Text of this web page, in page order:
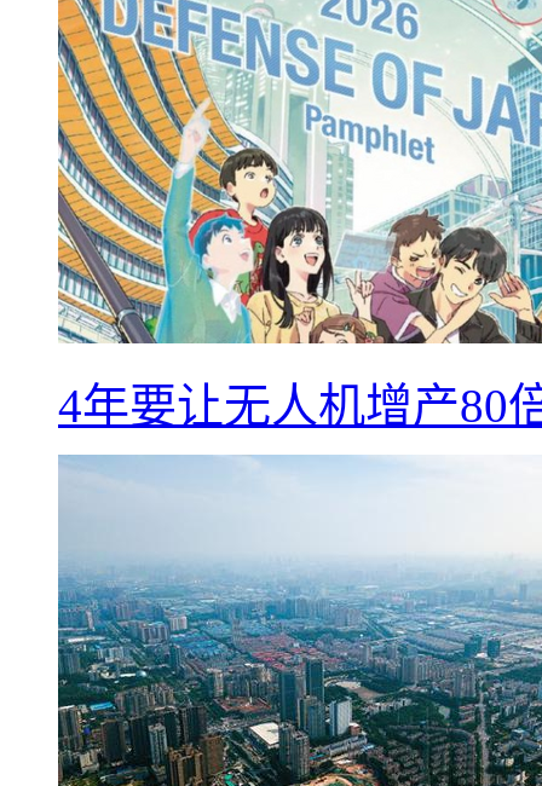
4年要让无人机增产80